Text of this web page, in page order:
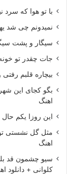
با تو هوا که سرد
نمیدونم چی شد
سیگار و پشت
جات چقدر تو خونه
بیچاره قلبم رفتی
بگو کجای این
اهنگ
این روزا یکم حال
مثل گل نشستی تو
اهنگ
سیو چشمون قد
کلوانی + دانلود